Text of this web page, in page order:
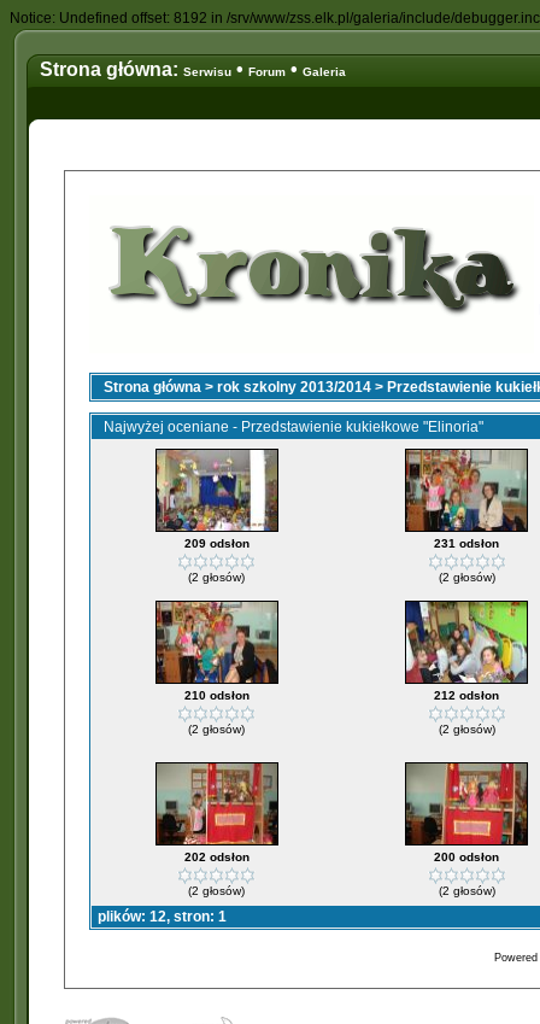
Notice: Undefined offset: 8192 in /srv/www/zss.elk.pl/galeria/include/
Strona główna: Serwisu • Forum • Galeria
Strona główna > rok szkolny 2013/2014 > Przedstawienie
Najwyżej oceniane - Przedstawienie kukiełkowe "Elinoria"
209 odsłon
(2 głosów)
231 odsłon
(2 głosów)
210 odsłon
(2 głosów)
212 odsłon
(2 głosów)
202 odsłon
(2 głosów)
200 odsłon
(2 głosów)
plików: 12, stron: 1